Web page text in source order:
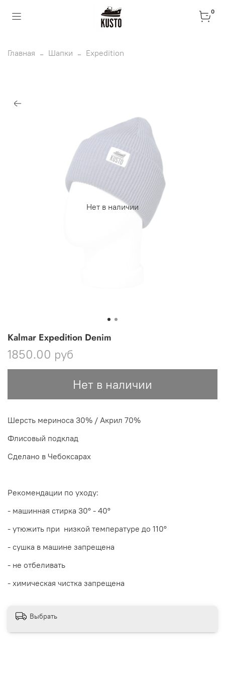
0
Главная Шапки Expedition
Нет в наличии
Kalmar Expedition Denim
1850.00 руб
Нет в наличии
Шерсть мериноса 30% / Акрил 70%
Флисовый подклад
Сделано в Чебоксарах
Рекомендации по уходу:
- машинная стирка 30° - 40°
- утюжить при низкой температуре до 110°
- сушка в машине запрещена
- не отбеливать
- химическая чистка запрещена
Выбрать